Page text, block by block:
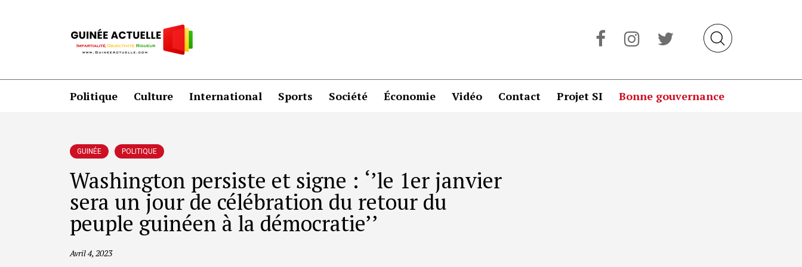
Politique Culture International Sports Société Économie Vidéo Contact Projet SI Bonne gouvernance
GUINÉE POLITIQUE
Washington persiste et signe : ‘’le 1er janvier
sera un jour de célébration du retour du
peuple guinéen à la démocratie’’
Avril 4, 2023